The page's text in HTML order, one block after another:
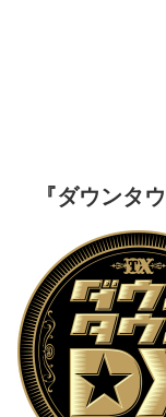
『ダウンタ